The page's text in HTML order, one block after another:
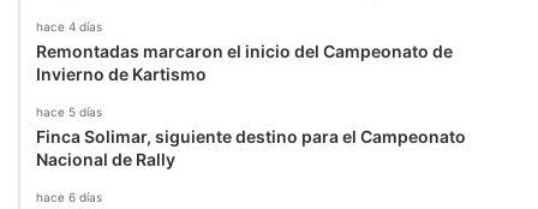
hace 4 días
Remontadas marcaron el inicio del Campeonato de
Invierno de Kartismo
hace 5 días
Finca Solimar, siguiente destino para el Campeonato
Nacional de Rally
hace 6 días